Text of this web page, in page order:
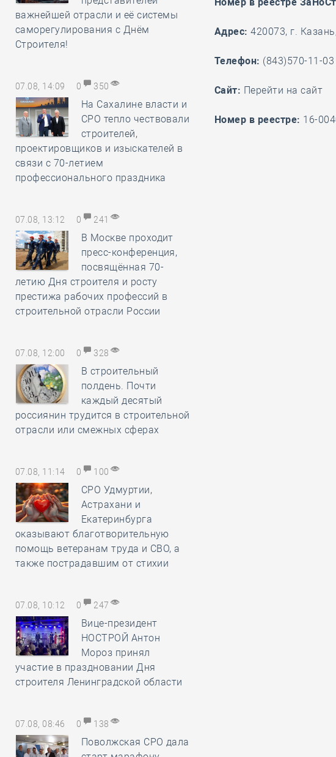
важнейшей отрасли и её системы
саморегулирования с Днём
Строителя!
07.08, 14:09 0 350
На Сахалине власти и
СРО тепло чествовали
строителей,
проектировщиков и изыскателей в
связи с 70-летием
профессионального праздника
07.08, 13:12 0 241
В Москве проходит
пресс-конференция,
посвящённая 70-
летию Дня строителя и росту
престижа рабочих профессий в
строительной отрасли России
07.08, 12:00 0 328
В строительный
полдень. Почти
каждый десятый
россиянин трудится в строительной
отрасли или смежных сферах
07.08, 11:14 0 100
СРО Удмуртии,
Астрахани и
Екатеринбурга
оказывают благотворительную
помощь ветеранам труда и СВО, а
также пострадавшим от стихии
07.08, 10:12 0 247
Вице-президент
НОСТРОЙ Антон
Мороз принял
участие в праздновании Дня
строителя Ленинградской области
07.08, 08:46 0 138
Поволжская СРО дала
Адрес: 420073, г.
Телефон: (843)570-11-03
Cайт: Перейти на сайт
Номер в реестре: 16-